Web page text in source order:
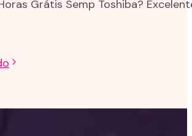
Grátis Semp Toshiba?